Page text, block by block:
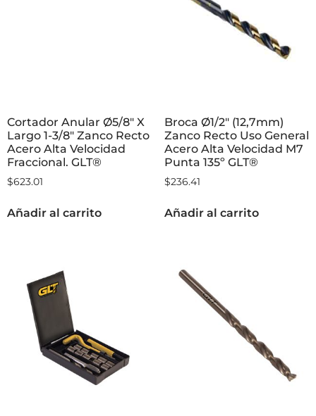
Cortador Anular Ø5/8″ X
Largo 1-3/8″ Zanco Recto
Acero Alta Velocidad
Fraccional. GLT®
$623.01
Añadir al carrito
Broca Ø1/2″ (12,7mm)
Zanco Recto Uso General
Acero Alta Velocidad M7
Punta 135º GLT®
$236.41
Añadir al carrito